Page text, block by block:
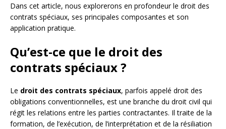
Dans cet article, nous explorerons en profondeur le droit des
contrats spéciaux, ses principales composantes et son
application pratique.
Qu’est-ce que le droit des
contrats spéciaux ?
Le droit des contrats spéciaux, parfois appelé droit des
obligations conventionnelles, est une branche du droit civil qui
régit les relations entre les parties contractantes. Il traite de la
formation, de l’exécution, de l’interprétation et de la résiliation